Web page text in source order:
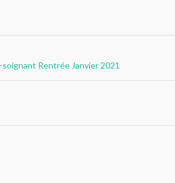
Rentrée Janvier 2021